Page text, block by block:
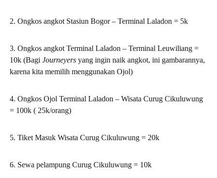
2. Ongkos angkot Stasiun Bogor – Terminal Laladon = 5k
3. Ongkos angkot Terminal Laladon – Terminal Leuwiliang =
10k (Bagi Journeyers yang ingin naik angkot, ini gambarannya,
karena kita memilih menggunakan Ojol)
4. Ongkos Ojol Terminal Laladon – Wisata Curug Cikuluwung
= 100k ( 25k/orang)
5. Tiket Masuk Wisata Curug Cikuluwung = 20k
6. Sewa pelampung Curug Cikuluwung = 10k